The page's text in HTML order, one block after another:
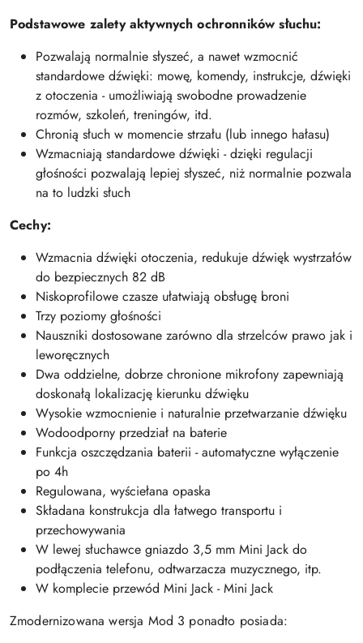
Podstawowe zalety aktywnych ochronników słuchu:
Pozwalają normalnie słyszeć, a nawet wzmocnić
standardowe dźwięki: mowę, komendy, instrukcje, dźwięki
z otoczenia - umożliwiają swobodne prowadzenie
rozmów, szkoleń, treningów, itd.
Chronią słuch w momencie strzału (lub innego hałasu)
Wzmacniają standardowe dźwięki - dzięki regulacji
głośności pozwalają lepiej słyszeć, niż normalnie pozwala
na to ludzki słuch
Cechy:
Wzmacnia dźwięki otoczenia, redukuje dźwięk wystrzałów
do bezpiecznych 82 dB
Niskoprofilowe czasze ułatwiają obsługę broni
Trzy poziomy głośności
Nauszniki dostosowane zarówno dla strzelców prawo jak i
leworęcznych
Dwa oddzielne, dobrze chronione mikrofony zapewniają
doskonałą lokalizację kierunku dźwięku
Wysokie wzmocnienie i naturalnie przetwarzanie dźwięku
Wodoodporny przedział na baterie
Funkcja oszczędzania baterii - automatyczne wyłączenie
po 4h
Regulowana, wyściełana opaska
Składana konstrukcja dla łatwego transportu i
przechowywania
W lewej słuchawce gniazdo 3,5 mm Mini Jack do
podłączenia telefonu, odtwarzacza muzycznego, itp.
W komplecie przewód Mini Jack - Mini Jack
Zmodernizowana wersja Mod 3 ponadto posiada: